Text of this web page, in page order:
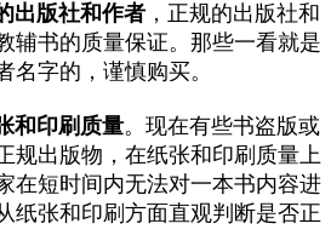
出版社和作者 ，正规的出版社和
辅书的质量保证。那些一看就是
名字的，谨慎购买。
和印刷质量。现在有些书盗版或
规出版物，在纸张和印刷质量上
在短时间内无法对一本书内容进
纸张和印刷方面直观判断是否正